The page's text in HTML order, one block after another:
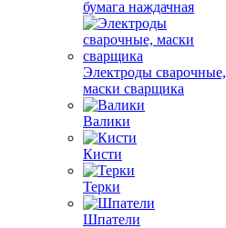
бумага наждачная
Электроды сварочные,
маски сварщика
Валики
Кисти
Терки
Шпатели